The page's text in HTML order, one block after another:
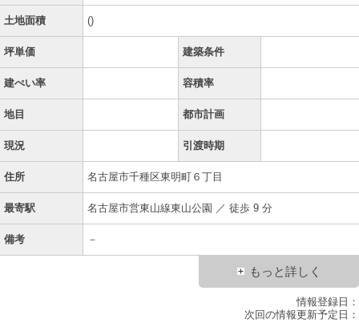
土地面積 ()
坪単価 建築条件
建ぺい率 容積率
地目 都市計画
現況 引渡時期
住所 名古屋市千種区東明町６丁目
最寄駅 名古屋市営東山線東山公園 ／ 徒歩 9 分
備考 －
もっと詳しく
情報登録日：
次回の情報更新予定日：